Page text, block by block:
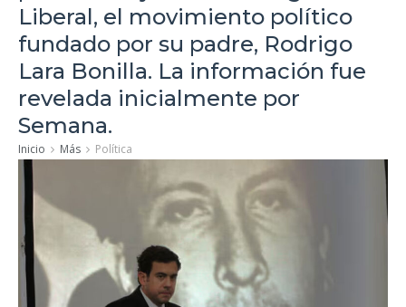
Liberal, el movimiento político
fundado por su padre, Rodrigo
Lara Bonilla. La información fue
revelada inicialmente por
Semana.
Inicio Más Política